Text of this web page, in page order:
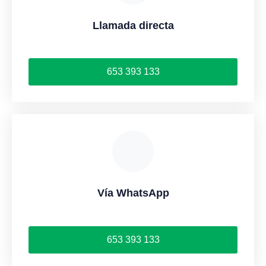
Llamada directa
653 393 133
Vía WhatsApp
653 393 133